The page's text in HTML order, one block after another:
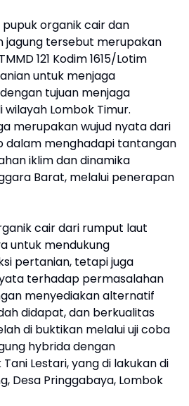
organik cair dan
tersebut merupakan
121 Kodim 1615/Lotim
untuk menjaga
tujuan menjaga
Lombok Timur.
merupakan wujud nyata dari
dalam menghadapi tantangan
iklim dan dinamika
Barat, melalui penerapan
cair dari rumput laut
untuk mendukung
pertanian, tetapi juga
terhadap permasalahan
menyediakan alternatif
didapat, dan berkualitas
di buktikan melalui uji coba
hybrida dengan
Lestari, yang di lakukan di
Desa Pringgabaya, Lombok